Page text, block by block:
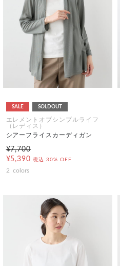
SALE SOLDOUT
エレメントオブシンプルライフ
（レディス）
シアーフライスカーディガン
¥7,700
¥5,390 税込 30% OFF
2 colors